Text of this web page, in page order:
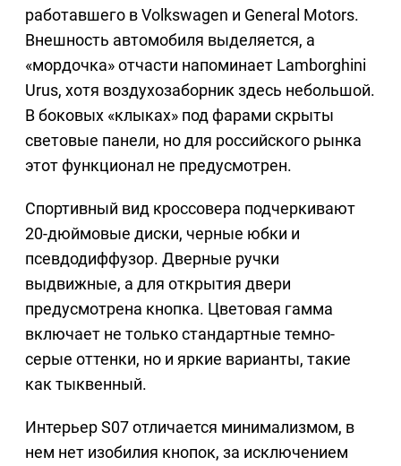
работавшего в Volkswagen и General Motors.
Внешность автомобиля выделяется, а
«мордочка» отчасти напоминает Lamborghini
Urus, хотя воздухозаборник здесь небольшой.
В боковых «клыках» под фарами скрыты
световые панели, но для российского рынка
этот функционал не предусмотрен.
Спортивный вид кроссовера подчеркивают
20-дюймовые диски, черные юбки и
псевдодиффузор. Дверные ручки
выдвижные, а для открытия двери
предусмотрена кнопка. Цветовая гамма
включает не только стандартные темно-
серые оттенки, но и яркие варианты, такие
как тыквенный.
Интерьер S07 отличается минимализмом, в
нем нет изобилия кнопок, за исключением